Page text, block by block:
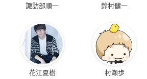
諏訪部順一 鈴村健一
花江夏樹 村瀬歩